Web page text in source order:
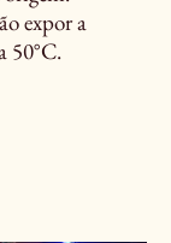
expor a
50°C.